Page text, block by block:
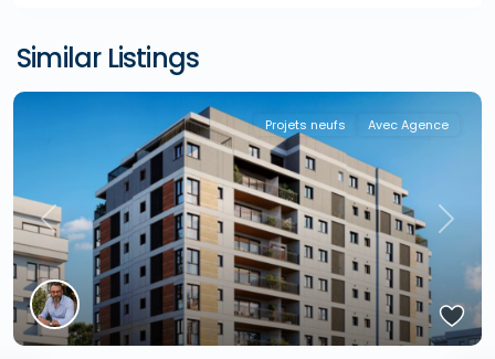
Similar Listings
Previous Next
Projets neufs Avec Agence